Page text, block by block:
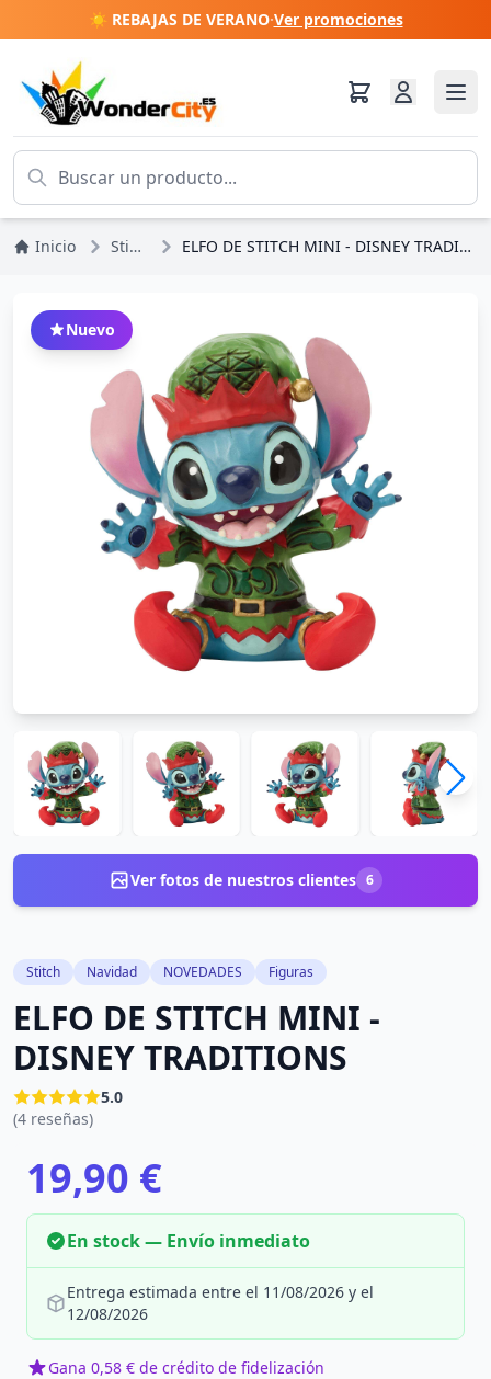
☀️ REBAJAS DE VERANO·Ver promociones
Inicio Stitch ELFO DE STITCH MINI - DISNEY TRADITIONS
Nuevo
Ver fotos de nuestros clientes 6
Stitch Navidad NOVEDADES Figuras
ELFO DE STITCH MINI -
DISNEY TRADITIONS
5.0
(4 reseñas)
19,90 €
En stock — Envío inmediato
Entrega estimada entre el 11/08/2026 y el
12/08/2026
Gana 0,58 € de crédito de fidelización